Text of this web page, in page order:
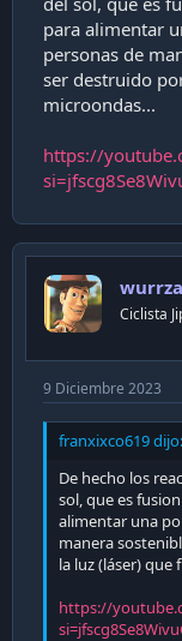
tapen la visual
Se lanzó un
comprobó a
energía enviada
de funcionar es
ilimitada... pero
ficción. La
un satélite y su
electricidad a
satélites por el
parte de una tele
Más información
energy-1st-time
para alimentar
personas de
ser destruido
microondas...
https://
Ciclista
9 Diciembre 2023
franxixco619 dijo:
De hecho los
sol, que es
alimentar una
manera
la luz (láser) que
https://